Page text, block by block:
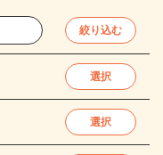
絞り込む
選択
選択